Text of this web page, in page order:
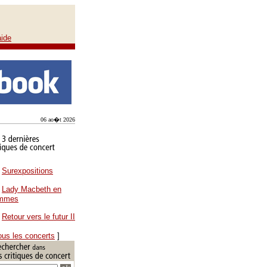
06 ao�t 2026
Surexpositions
Lady Macbeth en
Retour vers le futur II
les concerts ]